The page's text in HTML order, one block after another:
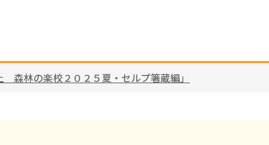
森林の楽校２０２５夏・セルプ箸蔵編」